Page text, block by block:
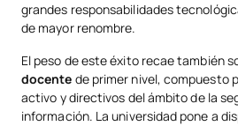
grandes responsabilidades
de mayor renombre.
El peso de este éxito recae también
docente de primer nivel, compuesto
activo y directivos del ámbito de la
información. La universidad pone a